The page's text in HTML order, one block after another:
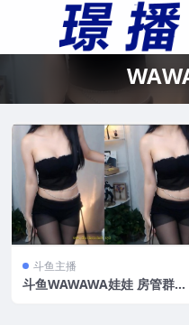
斗鱼主播
斗鱼WAWAWA娃娃 房管群[2